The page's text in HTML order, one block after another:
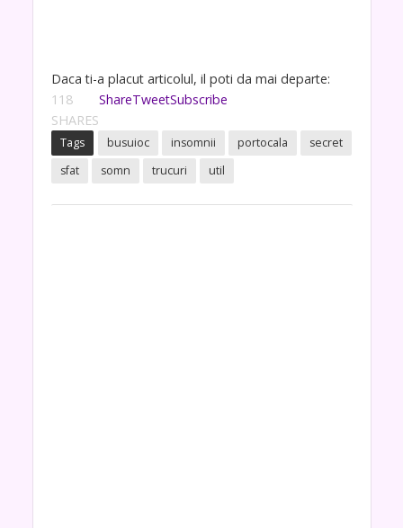
Daca ti-a placut articolul, il poti da mai departe:
118
SHARES
ShareTweetSubscribe
Tags busuioc insomnii portocala
secret
sfat
somn trucuri util